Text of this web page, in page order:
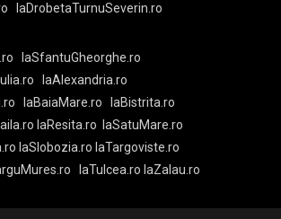
laDrobetaTurnuSeverin.ro
laSfantuGheorghe.ro
laAlexandria.ro
laBaiaMare.ro
laBistrita.ro
laResita.ro
laSatuMare.ro
laSlobozia.ro laTargoviste.ro
laTulcea.ro laZalau.ro